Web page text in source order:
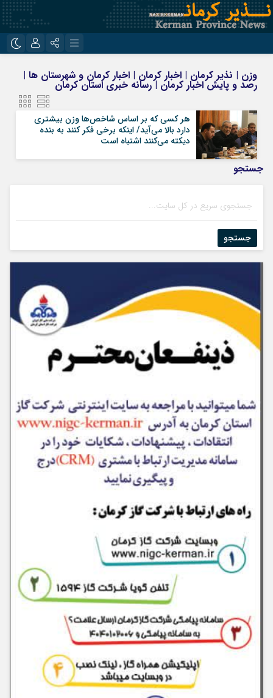
روبیکا
ایتا
رمز عبور
مرا به خاطر بسپار
وزن | نذیر کرمان | اخبار کرمان | اخبار کرمان و شهرستان ها |
رصد و پایش اخبار کرمان | رسانه خبری استان کرمان
هر کسی که بر اساس شاخص‌ها وزن بیشتری
دارد بالا می‌آید/ اینکه برخی فکر کنند به بنده
دیکته می‌کنند اشتباه است
جستجو
جستجو